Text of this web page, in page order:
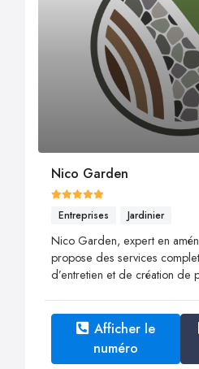
Nico Garden
Entreprises Jardinier
Nico Garden, expert en
propose des services
d’entretien et de création de
Afficher le
numéro